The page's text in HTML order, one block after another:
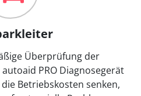
Überprüfung der
PRO Diagnosegerät
Betriebskosten senken,